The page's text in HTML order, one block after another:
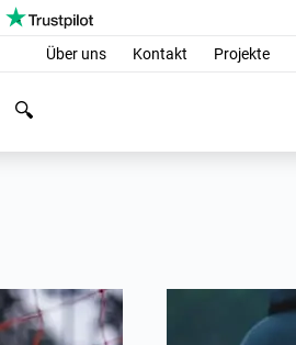
Über uns Kontakt Projekte